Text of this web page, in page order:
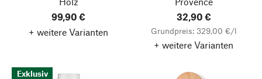
99,90 €
+ weitere Varianten
32,90 €
Grundpreis: 329,00 €/l
+ weitere Varianten
Exklusiv